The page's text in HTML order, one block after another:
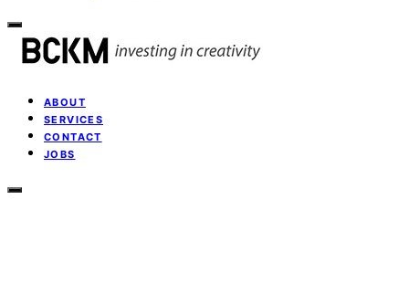
ABOUT
SERVICES
CONTACT
JOBS